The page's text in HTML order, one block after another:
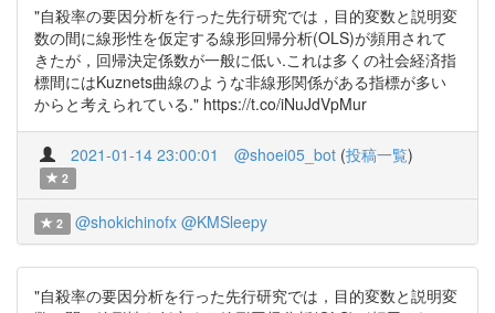
"自殺率の要因分析を行った先行研究では，目的変数と説明変
数の間に線形性を仮定する線形回帰分析(OLS)が頻用されて
きたが，回帰決定係数が一般に低い.これは多くの社会経済指
標間にはKuznets曲線のような非線形関係がある指標が多い
からと考えられている." https://t.co/iNuJdVpMur
2021-01-14 23:00:01 @shoei05_bot (投稿一覧)
2
2 @shokichinofx @KMSleepy
"自殺率の要因分析を行った先行研究では，目的変数と説明変